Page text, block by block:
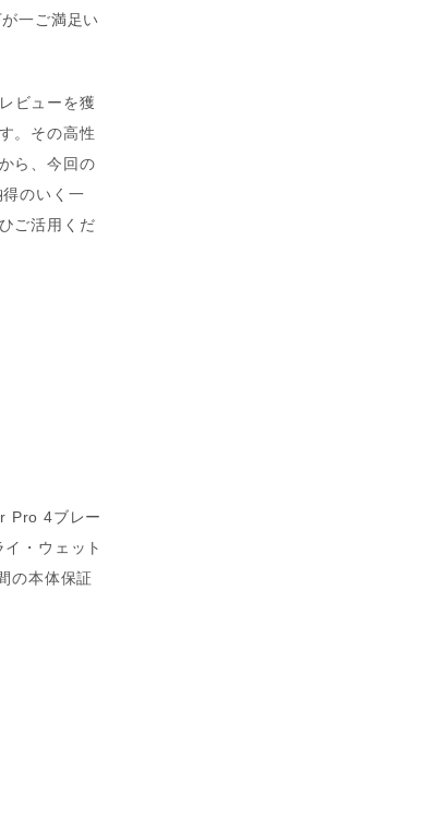
一ご満足い
ビューを獲
。その高性
ら、今回の
のいく一
ご活用くだ
Pro 4ブレー
・ウェット
の本体保証